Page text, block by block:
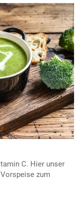
C. Hier unser
zum